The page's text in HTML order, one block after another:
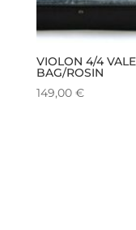
VIOLON 4/4
BAG/ROSIN
149,00 €